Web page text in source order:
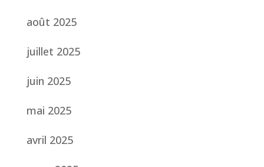
août 2025
juillet 2025
juin 2025
mai 2025
avril 2025